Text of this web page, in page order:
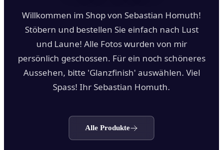
Willkommen im Shop von Sebastian Homuth!
Stöbern und bestellen Sie einfach nach Lust
und Laune! Alle Fotos wurden von mir
persönlich geschossen. Für ein noch schöneres
Aussehen, bitte 'Glanzfinish' auswählen. Viel
Spass! Ihr Sebastian Homuth.
Alle Produkte